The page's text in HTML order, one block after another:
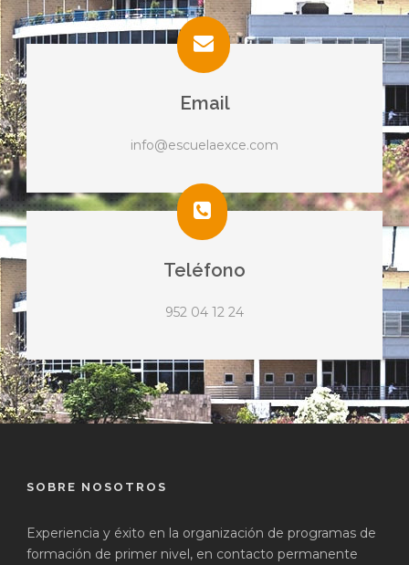
Email
info@escuelaexce.com
Teléfono
952 04 12 24
SOBRE NOSOTROS
Experiencia y éxito en la organización de programas de
formación de primer nivel, en contacto permanente